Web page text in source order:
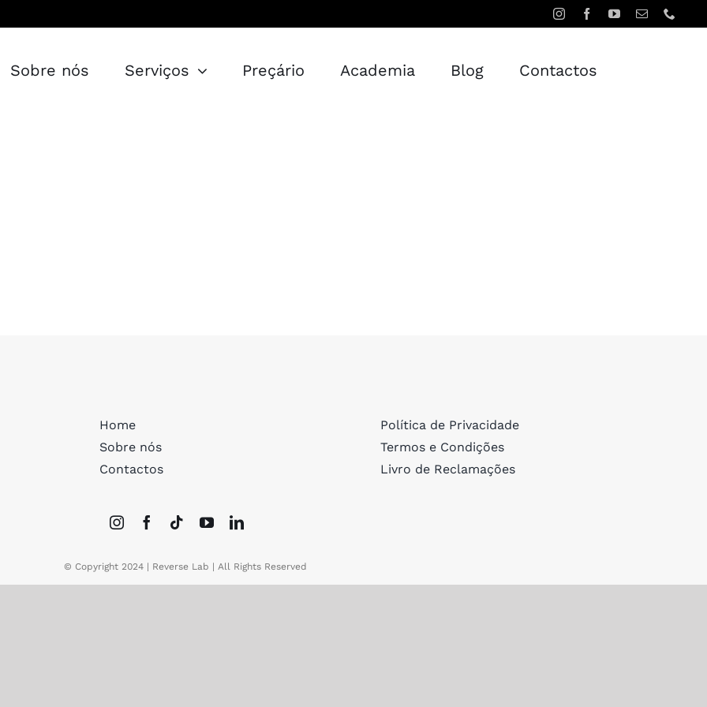
Sobre nós Serviços Preçário Academia Blog Contactos
Home
Sobre nós
Contactos
Política de Privacidade
Termos e Condições
Livro de Reclamações
© Copyright 2024 | Reverse Lab | All Rights Reserved